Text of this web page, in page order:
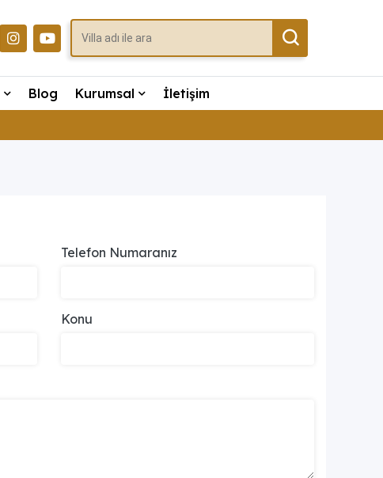
Blog Kurumsal
İletişim
Telefon Numaranız
Konu